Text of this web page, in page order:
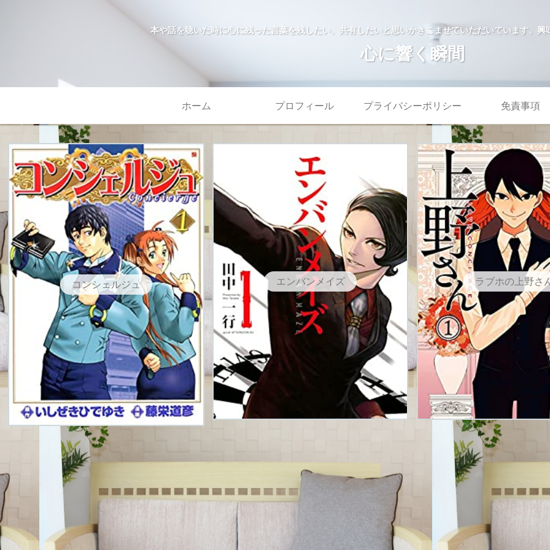
本や話を聴いた時に心に残った言葉を残したい、共有したいと思いかきこませていただいています、
心に響く瞬間
ホーム プロフィール プライバシーポリシー 免責事項
コンシェルジュ エンバンメイズ ラブホの上野さ